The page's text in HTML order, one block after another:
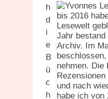
h
d
i
e
B
ü
c
h
bis 2016
Lesewelt
Jahr
Archiv. Im
nehmen. Die
und nach
habe ich von